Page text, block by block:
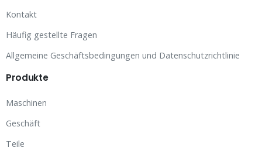
Kontakt
Häufig gestellte Fragen
Allgemeine Geschäftsbedingungen und Datenschutzrichtlinie
Produkte
Maschinen
Geschäft
Teile